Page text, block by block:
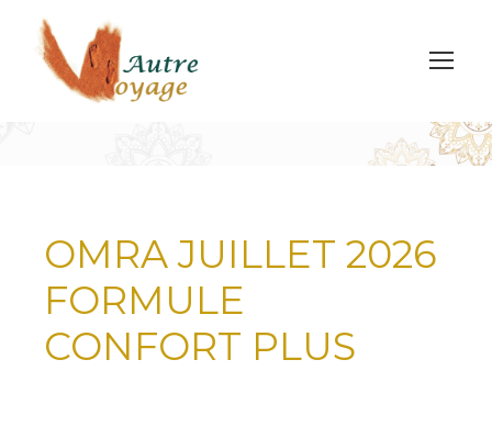
OMRA JUILLET 2026
FORMULE
CONFORT PLUS